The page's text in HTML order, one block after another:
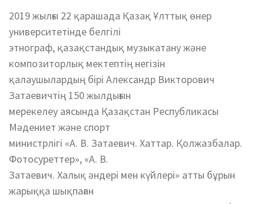
2019 жылғы 22 қарашада Қазақ Ұлттық өнер
университетінде белгілі
этнограф, қазақстандық музыкатану және
композиторлық мектептің негізін
қалаушылардың бірі Александр Викторович
Затаевичтің 150 жылдығын
мерекелеу аясында Қазақстан Республикасы
Мәдениет және спорт
министрлігі «А. В. Затаевич. Хаттар. Қолжазбалар.
Фотосуреттер», «А. В.
Затаевич. Халық әндері мен күйлері» атты бұрын
жарыққа шықпаған